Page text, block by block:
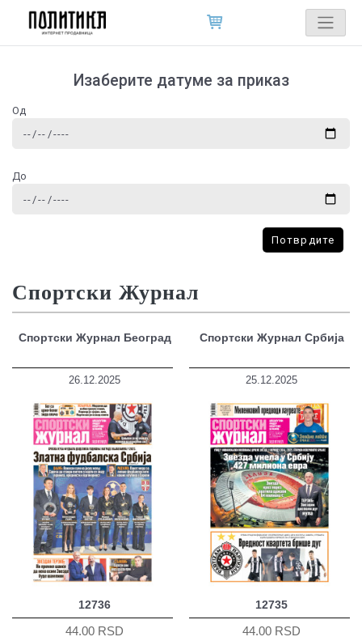
Изаберите датуме за приказ
Од
До
Потврдите
Спортски Журнал
Спортски Журнал Београд
26.12.2025
12736
44.00 RSD
Спортски Журнал Србија
25.12.2025
12735
44.00 RSD